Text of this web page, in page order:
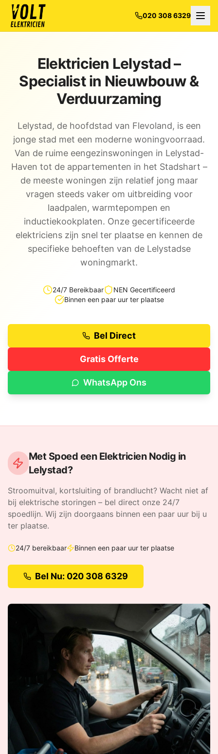
020 308 6329
Elektricien Lelystad –
Specialist in Nieuwbouw &
Verduurzaming
Lelystad, de hoofdstad van Flevoland, is een
jonge stad met een moderne woningvoorraad.
Van de ruime eengezinswoningen in Lelystad-
Haven tot de appartementen in het Stadshart –
de meeste woningen zijn relatief jong maar
vragen steeds vaker om uitbreiding voor
laadpalen, warmtepompen en
inductiekookplaten. Onze gecertificeerde
elektriciens zijn snel ter plaatse en kennen de
specifieke behoeften van de Lelystadse
woningmarkt.
24/7 Bereikbaar
NEN Gecertificeerd
Binnen een paar uur ter plaatse
Bel Direct
Gratis Offerte
WhatsApp Ons
Met Spoed een Elektricien Nodig in
Lelystad?
Stroomuitval, kortsluiting of brandlucht? Wacht niet af
bij elektrische storingen – bel direct onze 24/7
spoedlijn. Wij zijn doorgaans binnen een paar uur bij u
ter plaatse.
24/7 bereikbaar Binnen een paar uur ter plaatse
Bel Nu: 020 308 6329